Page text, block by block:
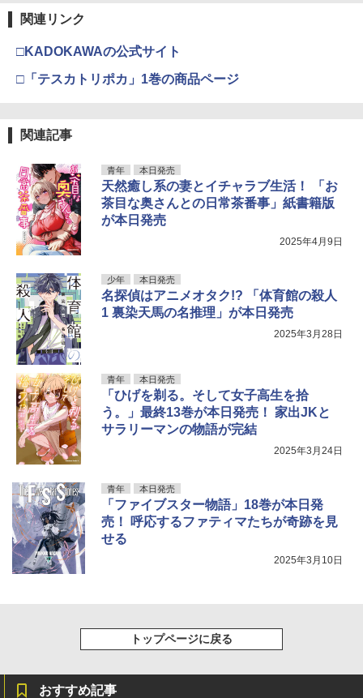
関連リンク
□KADOKAWAの公式サイト
□「テスカトリポカ」1巻の商品ページ
関連記事
青年 本日発売
天然癒し系の妻とイチャラブ生活！ 「お
茶目な奥さんとの日常茶番事」紙書籍版
が本日発売
2025年4月9日
少年 本日発売
名探偵はアニメオタク!? 「体育館の殺人
1 裏染天馬の名推理」が本日発売
2025年3月28日
青年 本日発売
「ひげを剃る。そして女子高生を拾
う。」最終13巻が本日発売！ 家出JKと
サラリーマンの物語が完結
2025年3月24日
青年 本日発売
「ファイブスター物語」18巻が本日発
売！ 呼応するファティマたちが奇跡を見
せる
2025年3月10日
トップページに戻る
おすすめ記事